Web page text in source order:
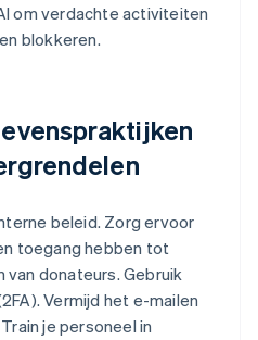
om verdachte activiteiten
blokkeren.
beleid. Zorg ervoor
toegang hebben tot
donateurs. Gebruik
Vermijd het e-mailen
je personeel in